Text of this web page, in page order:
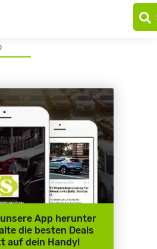
App herunter
die besten Deals
auf dein Handy!